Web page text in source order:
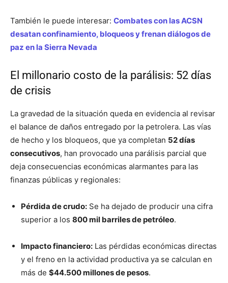
También le puede interesar: Combates con las ACSN
desatan confinamiento, bloqueos y frenan diálogos de
paz en la Sierra Nevada
El millonario costo de la parálisis: 52 días
de crisis
La gravedad de la situación queda en evidencia al revisar
el balance de daños entregado por la petrolera. Las vías
de hecho y los bloqueos, que ya completan 52 días
consecutivos, han provocado una parálisis parcial que
deja consecuencias económicas alarmantes para las
finanzas públicas y regionales:
Pérdida de crudo: Se ha dejado de producir una cifra
superior a los 800 mil barriles de petróleo.
Impacto financiero: Las pérdidas económicas directas
y el freno en la actividad productiva ya se calculan en
más de $44.500 millones de pesos.